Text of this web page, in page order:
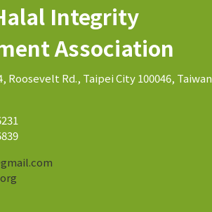
Integrity
Association
Roosevelt Rd., Taipei City 100046, Taiwan